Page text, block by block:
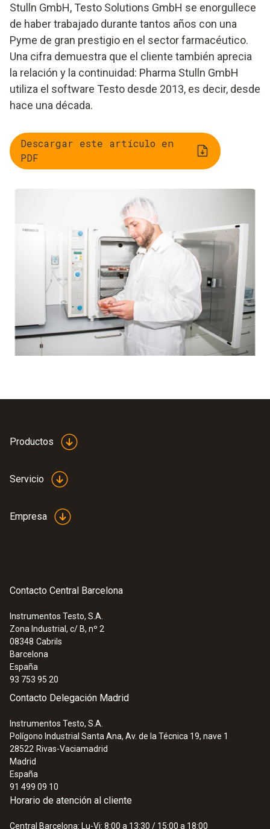
Stulln GmbH, Testo Solutions GmbH se enorgullece
de haber trabajado durante tantos años con una
Pyme de gran prestigio en el sector farmacéutico.
Una cifra demuestra que el cliente también aprecia
la relación y la continuidad: Pharma Stulln GmbH
utiliza el software Testo desde 2013, es decir, desde
hace una década.
Descargar este artículo en
PDF
Productos
Servicio
Empresa
Contacto Central Barcelona
Instrumentos Testo, S.A.
Zona Industrial, c/ B, nº 2
08348 Cabrils
Barcelona
España
93 753 95 20
Contacto Delegación Madrid
Instrumentos Testo, S.A.
Polígono Industrial Santa Ana, Av. de la Técnica 19, nave 1
28522 Rivas-Vaciamadrid
Madrid
España
91 499 09 10
Horario de atención al cliente
Central Barcelona: Lu-Vi: 8:00 a 13:30 / 15:00 a 18:00